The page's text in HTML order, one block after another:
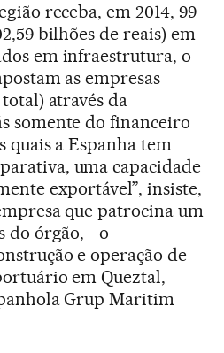
receba, em 2014, 99
bilhões de reais) em
em infraestrutura, o
as empresas
através da
somente do financeiro
quais a Espanha tem
uma capacidade
exportável”, insiste,
que patrocina um
do órgão, - o
e operação de
em Queztal,
Grup Maritim